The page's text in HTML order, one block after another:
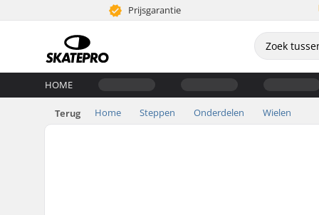
Prijsgarantie
HOME
Terug Home Steppen Onderdelen Wielen